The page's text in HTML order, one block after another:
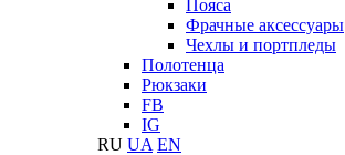
Пояса
Фрачные аксессуары
Чехлы и портпледы
Полотенца
Рюкзаки
FB
IG
RU UA EN